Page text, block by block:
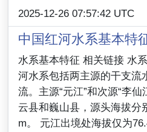
2025-12-26 07:57:42 UTC
中国红河水系基本特
水系基本特征 相关链接 水
河水系包括两主源的干支流
流。主源“元江”和次源“李
云县和巍山县，源头海拔分
m。 元江出境处海拔仅为